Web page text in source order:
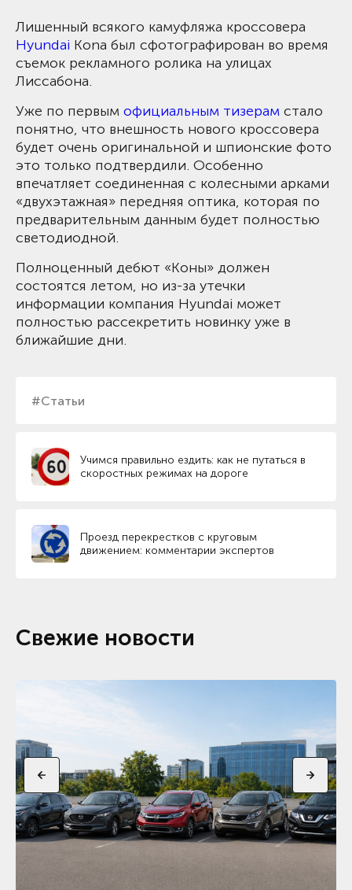
#Статьи
Учимся правильно ездить: как не путаться в
скоростных режимах на дороге
Проезд перекрестков с круговым
движением: комментарии экспертов
Лишенный всякого камуфляжа кроссовера
Hyundai Kona был сфотографирован во время
съемок рекламного ролика на улицах
Лиссабона.
Уже по первым официальным тизерам стало
понятно, что внешность нового кроссовера
будет очень оригинальной и шпионские фото
это только подтвердили. Особенно
впечатляет соединенная с колесными арками
«двухэтажная» передняя оптика, которая по
предварительным данным будет полностью
светодиодной.
Полноценный дебют «Коны» должен
состоятся летом, но из-за утечки
информации компания Hyundai может
полностью рассекретить новинку уже в
ближайшие дни.
Свежие новости